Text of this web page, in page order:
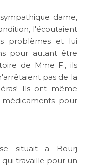
dame,
l'écoutaient
problèmes et lui
pour autant être
de Mme F., ils
pas de la
Ils ont même
pour
situait a Bourj
travaille pour un